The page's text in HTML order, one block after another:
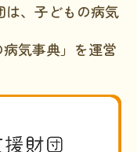
は、子どもの病気
気事典」を運営